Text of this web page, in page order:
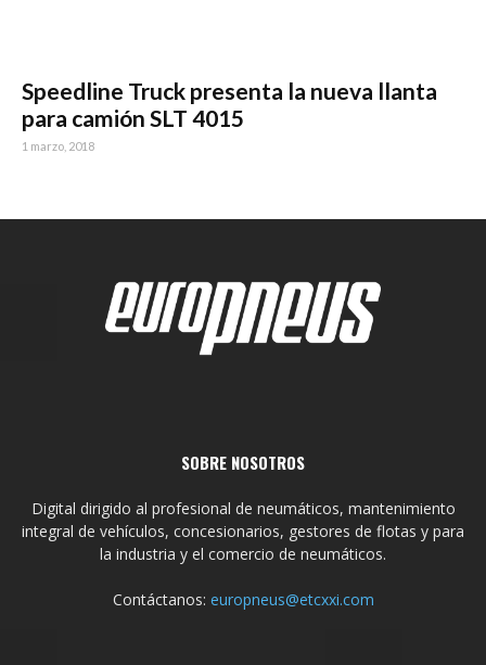
Speedline Truck presenta la nueva llanta
para camión SLT 4015
1 marzo, 2018
SOBRE NOSOTROS
Digital dirigido al profesional de neumáticos, mantenimiento
integral de vehículos, concesionarios, gestores de flotas y para
la industria y el comercio de neumáticos.
Contáctanos: europneus@etcxxi.com